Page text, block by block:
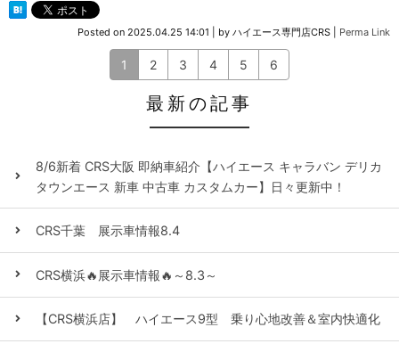
Posted on 2025.04.25 14:01 by ハイエース専門店CRS Perma Link
1 2 3 4 5 6
最新の記事
8/6新着 CRS大阪 即納車紹介【ハイエース キャラバン デリカ
タウンエース 新車 中古車 カスタムカー】日々更新中！
CRS千葉 展示車情報8.4
CRS横浜🔥展示車情報🔥～8.3～
【CRS横浜店】 ハイエース9型 乗り心地改善＆室内快適化